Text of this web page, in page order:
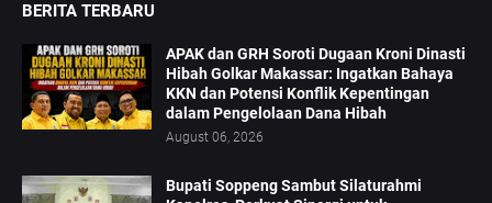
BERITA TERBARU
APAK dan GRH Soroti Dugaan Kroni Dinasti
Hibah Golkar Makassar: Ingatkan Bahaya
KKN dan Potensi Konflik Kepentingan
dalam Pengelolaan Dana Hibah
August 06, 2026
Bupati Soppeng Sambut Silaturahmi